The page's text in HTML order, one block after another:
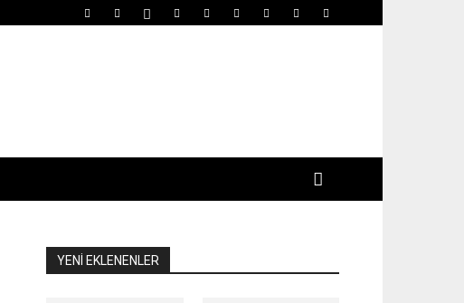
YENİ EKLENENLER